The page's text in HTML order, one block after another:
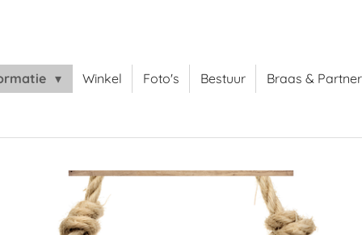
Winkel Foto's Bestuur Braas &